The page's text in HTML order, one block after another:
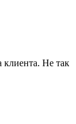
клиента. Не так